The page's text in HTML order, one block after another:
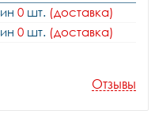
0 шт. (доставка)
0 шт. (доставка)
Отзывы